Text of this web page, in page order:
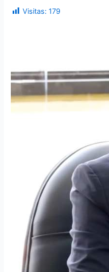
Visitas: 179